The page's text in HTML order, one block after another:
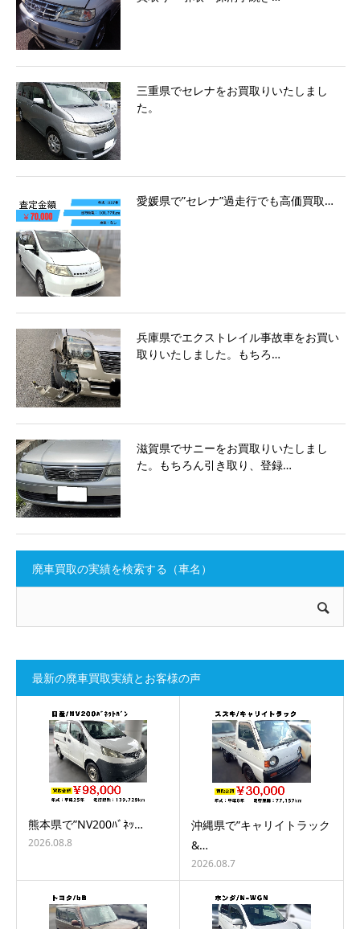
三重県でセレナをお買取りいたしまし
た。
愛媛県で”セレナ”過走行でも高価買取…
兵庫県でエクストレイル事故車をお買い
取りいたしました。もちろ…
滋賀県でサニーをお買取りいたしまし
た。もちろん引き取り、登録…
廃車買取の実績を検索する（車名）
最新の廃車買取実績とお客様の声
熊本県で”NV200ﾊﾞﾈｯ…
2026.08.8
沖縄県で”キャリイトラック
&…
2026.08.7